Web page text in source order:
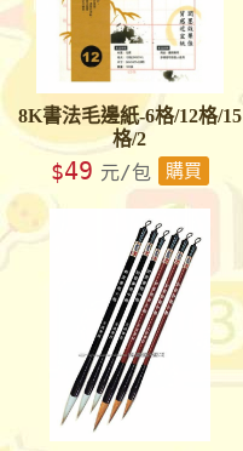
8K書法毛邊紙-6格/12格/15
格/2
$49 元/包 購買